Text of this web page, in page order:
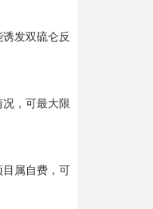
发双硫仑反
，可最大限
属自费，可